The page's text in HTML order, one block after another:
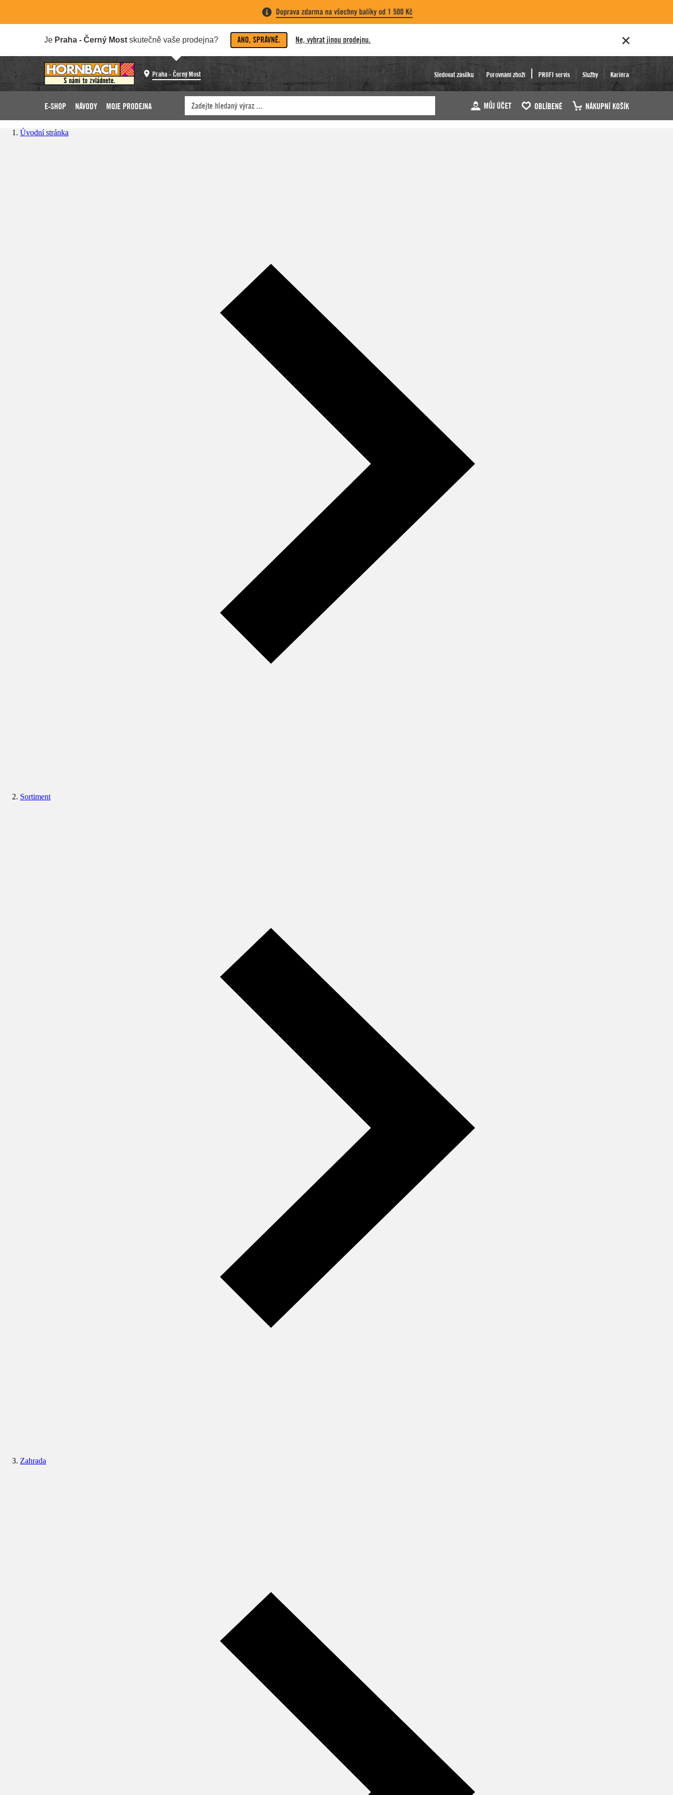
Doprava zdarma na všechny balíky od 1 500 Kč
Je Praha - Černý Most skutečně vaše prodejna? ANO, SPRÁVNĚ. Ne, vybrat jinou prodejnu.
Praha - Černý Most Sledovat zásilku Porovnání zboží PROFI servis Služby Kariéra
E-SHOP NÁVODY MOJE PRODEJNA MŮJ ÚČET OBLÍBENÉ NÁKUPNÍ KOŠÍK
Úvodní stránka
Sortiment
Zahrada